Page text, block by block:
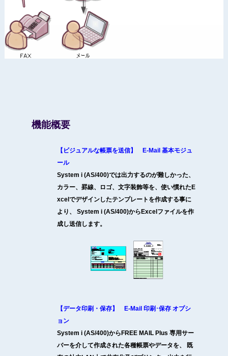
機能概要
【ビジュアルな帳票を送信】 E-Mail 基本モジュ
ール
System i (AS/400)では出力するのが難しかった、
カラー、罫線、ロゴ、文字装飾等を、使い慣れたE
xcelでデザインしたテンプレートを作成する事に
より、 System i (AS/400)からExcelファイルを作
成し送信します。
【データ印刷・保存】 E-Mail 印刷･保存 オプシ
ョン
System i (AS/400)からFREE MAIL Plus 専用サー
バーを介して作成された各種帳票やデータを、 既